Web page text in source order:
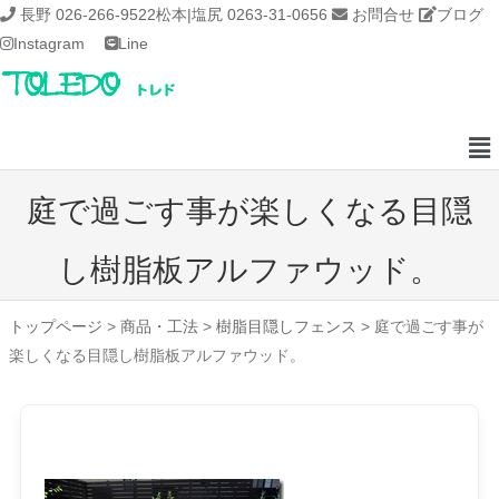
長野 026-266-9522松本|塩尻 0263-31-0656 お問合せ
ブログ
Instagram
Line
庭で過ごす事が楽しくなる目隠
し樹脂板アルファウッド。
トップページ > 商品・工法 > 樹脂目隠しフェンス > 庭で過ごす事が
楽しくなる目隠し樹脂板アルファウッド。